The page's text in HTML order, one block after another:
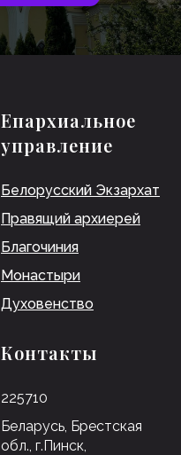
Епархиальное
управление
Белорусский Экзархат
Правящий архиерей
Благочиния
Монастыри
Духовенство
Контакты
225710
Беларусь, Брестская
обл., г.Пинск,